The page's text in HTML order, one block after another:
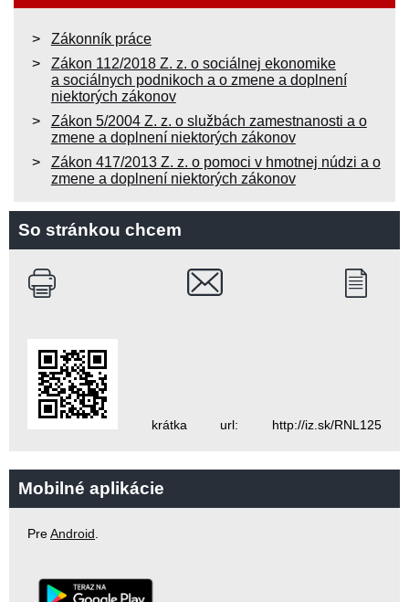
Zákonník práce
Zákon 112/2018 Z. z. o sociálnej ekonomike
a sociálnych podnikoch a o zmene a doplnení
niektorých zákonov
Zákon 5/2004 Z. z. o službách zamestnanosti a o
zmene a doplnení niektorých zákonov
Zákon 417/2013 Z. z. o pomoci v hmotnej núdzi a o
zmene a doplnení niektorých zákonov
So stránkou chcem
krátka url: http://iz.sk/RNL125
Mobilné aplikácie
PreAndroid.